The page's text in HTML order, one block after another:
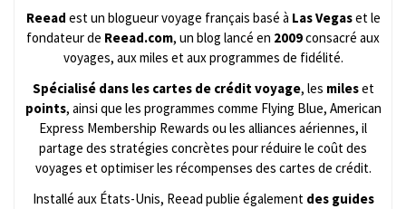
Reead est un blogueur voyage français basé à Las Vegaset le
fondateur de Reead.com, un blog lancé en 2009consacré aux
voyages, aux miles et aux programmes de fidélité.
Spécialisé dans les cartes de crédit voyage, les mileset
points, ainsi que les programmes comme Flying Blue, American
Express Membership Rewards ou les alliances aériennes, il
partage des stratégies concrètes pour réduire le coût des
voyages et optimiser les récompenses des cartes de crédit.
Installé aux États-Unis, Reead publie également des guides